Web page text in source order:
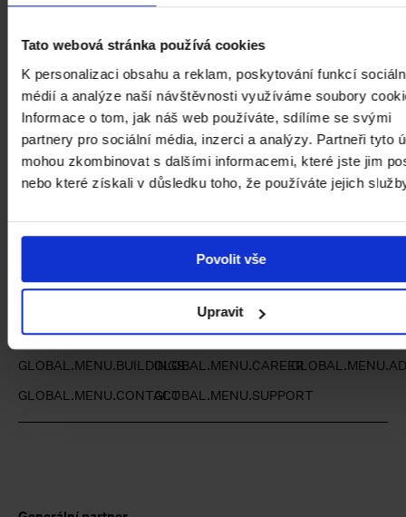
Tato webová stránka používá cookies
K personalizaci obsahu a reklam, poskytování funkcí
médií a analýze naší návštěvnosti využíváme soubory
Informace o tom, jak náš web používáte, sdílíme se svými
partnery pro sociální média, inzerci a analýzy. Partneři tyto
mohou zkombinovat s dalšími informacemi, které jste jim
nebo které získali v důsledku toho, že používáte jejich
Povolit vše
Upravit
Facebook
Instagram
YouTube
Staňte se členem Klubu přátel NGP a
podpořte nás.
GLOBAL.MENU.BUILDINGSGLOBAL.MENU.CAREER
GLOBAL.MENU.CONTACTGLOBAL.MENU.SUPPORT